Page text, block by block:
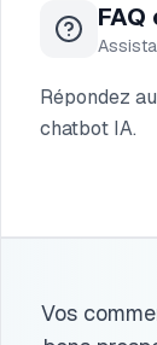
Répondez
chatbot IA.
Vos